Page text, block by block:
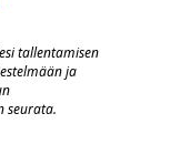
tallentamisen
ja
seurata.